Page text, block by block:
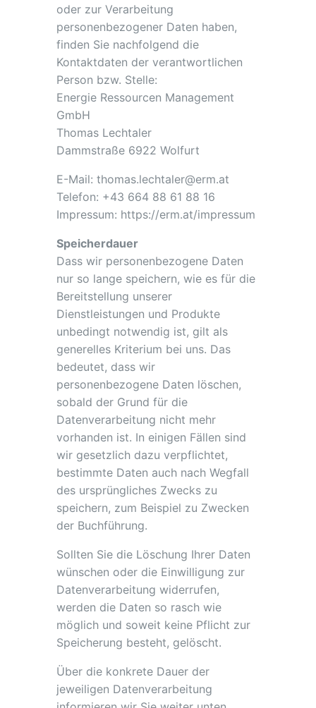
oder zur Verarbeitung
personenbezogener Daten haben,
finden Sie nachfolgend die
Kontaktdaten der verantwortlichen
Person bzw. Stelle:
Energie Ressourcen Management
GmbH
Thomas Lechtaler
Dammstraße 6922 Wolfurt
E-Mail: thomas.lechtaler@erm.at
Telefon: +43 664 88 61 88 16
Impressum: https://erm.at/impressum
Speicherdauer
Dass wir personenbezogene Daten
nur so lange speichern, wie es für die
Bereitstellung unserer
Dienstleistungen und Produkte
unbedingt notwendig ist, gilt als
generelles Kriterium bei uns. Das
bedeutet, dass wir
personenbezogene Daten löschen,
sobald der Grund für die
Datenverarbeitung nicht mehr
vorhanden ist. In einigen Fällen sind
wir gesetzlich dazu verpflichtet,
bestimmte Daten auch nach Wegfall
des ursprüngliches Zwecks zu
speichern, zum Beispiel zu Zwecken
der Buchführung.
Sollten Sie die Löschung Ihrer Daten
wünschen oder die Einwilligung zur
Datenverarbeitung widerrufen,
werden die Daten so rasch wie
möglich und soweit keine Pflicht zur
Speicherung besteht, gelöscht.
Über die konkrete Dauer der
jeweiligen Datenverarbeitung